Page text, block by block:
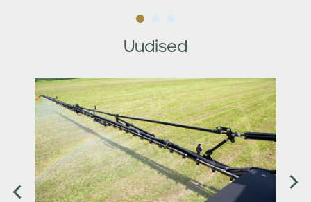
Uudised